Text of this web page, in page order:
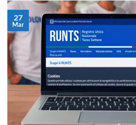
27
Mar